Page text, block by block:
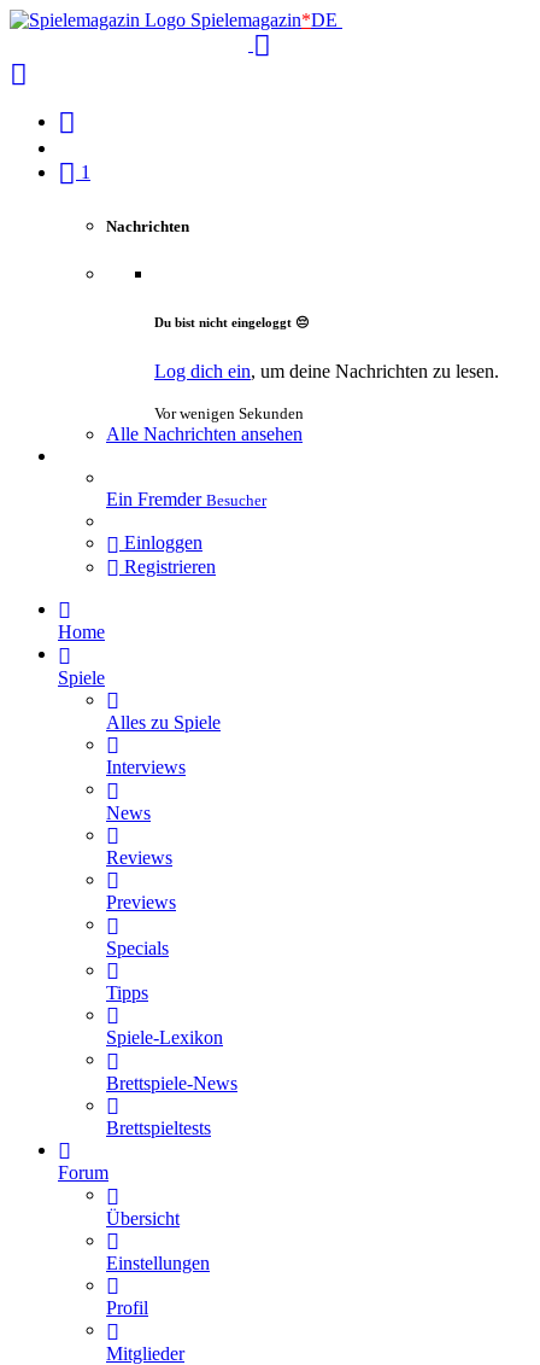
Spielemagazin*DE
1
Nachrichten
Du bist nicht eingeloggt 😔
Log dich ein, um deine Nachrichten zu lesen.
Vor wenigen Sekunden
Alle Nachrichten ansehen
Ein Fremder Besucher
Einloggen
Registrieren
Home
Spiele
Alles zu Spiele
Interviews
News
Reviews
Previews
Specials
Tipps
Spiele-Lexikon
Brettspiele-News
Brettspieltests
Forum
Übersicht
Einstellungen
Profil
Mitglieder